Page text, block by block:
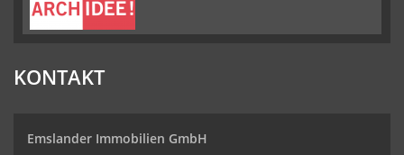
KONTAKT
Emslander Immobilien GmbH